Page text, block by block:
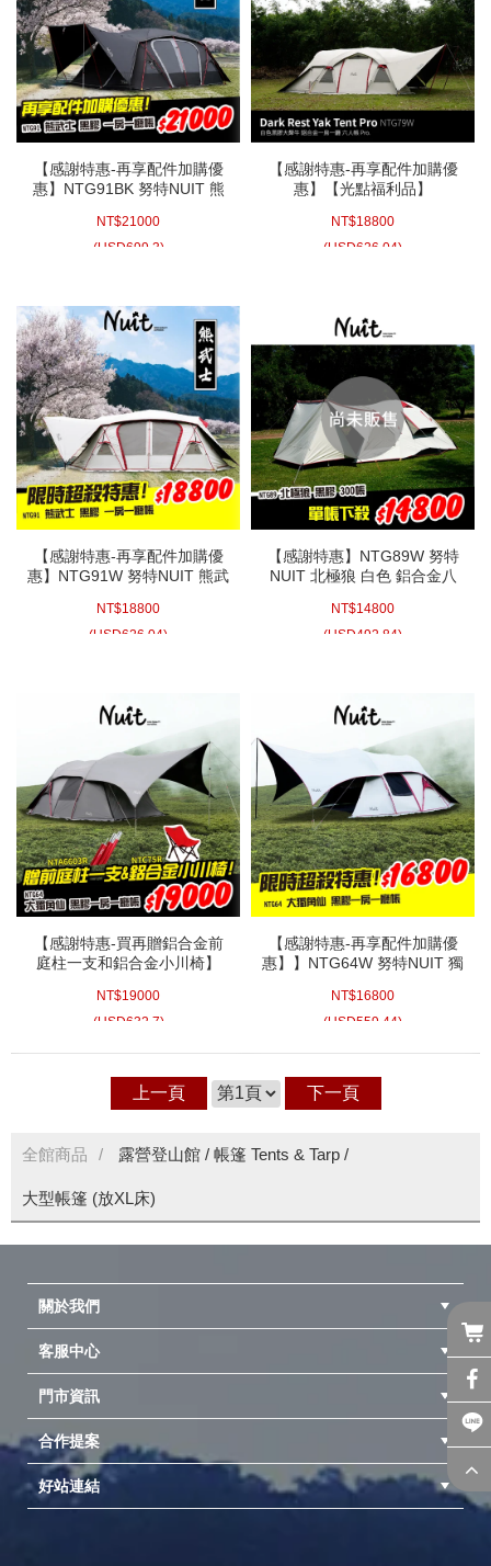
【感謝特惠-再享配件加購優
惠】NTG91BK 努特NUIT 熊
人帳 黑 150D抗撕裂布 鋁合
金黑膠隧道帳篷帳蓬帳棚 RV
NT$21000
(USD699.3)
【感謝特惠-再享配件加購優
惠】【光點福利品】
牛 Pro 升級款 白色 鋁合金一
房一廳六人帳 150D抗撕裂布
NT$18800
(USD626.04)
【感謝特惠-再享配件加購優
惠】NTG91W 努特NUIT 熊武
帳 150D抗撕裂布 鋁合金黑膠
隧道帳篷帳蓬帳棚 RV露營 鐵
NT$18800
(USD626.04)
【感謝特惠】NTG89W 努特
NUIT 北極狼 白色 鋁合金八
膠) 300帳棚鐵氟龍10000耐
水壓豪華露營帳蓬
NT$14800
(USD492.84)
【感謝特惠-買再贈鋁合金前
庭柱一支和鋁合金小川椅】
2 黑膠 鋁合金一房一廳六人帳
棚(780x500) 家庭帳篷帳蓬頂
NT$19000
(USD632.7)
【感謝特惠-再享配件加購優
惠】】NTG64W 努特NUIT 獨
一廳六人帳棚 780x500cm 家
庭帳篷帳蓬頂級耐水壓 鐵氟
NT$16800
(USD559.44)
上一頁 下一頁
全館商品 露營登山館 / 帳篷 Tents & Tarp /
大型帳篷 (放XL床)
關於我們
客服中心
門市資訊
合作提案
異業合作
專案採購
成為供應商
好站連結